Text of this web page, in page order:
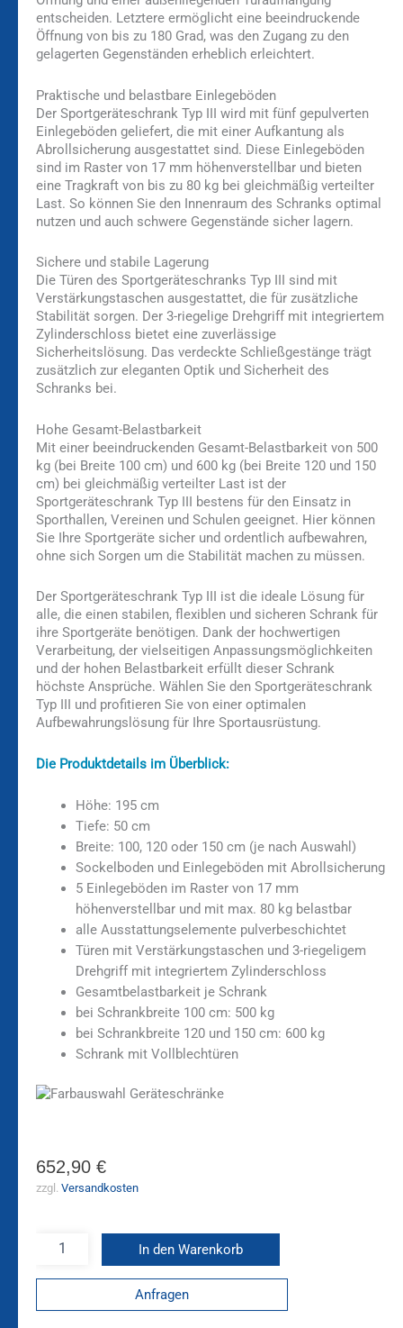
entscheiden. Letztere ermöglicht eine beeindruckende
Öffnung von bis zu 180 Grad, was den Zugang zu den
gelagerten Gegenständen erheblich erleichtert.
Praktische und belastbare Einlegeböden
Der Sportgeräteschrank Typ III wird mit fünf gepulverten
Einlegeböden geliefert, die mit einer Aufkantung als
Abrollsicherung ausgestattet sind. Diese Einlegeböden
sind im Raster von 17 mm höhenverstellbar und bieten
eine Tragkraft von bis zu 80 kg bei gleichmäßig verteilter
Last. So können Sie den Innenraum des Schranks optimal
nutzen und auch schwere Gegenstände sicher lagern.
Sichere und stabile Lagerung
Die Türen des Sportgeräteschranks Typ III sind mit
Verstärkungstaschen ausgestattet, die für zusätzliche
Stabilität sorgen. Der 3-riegelige Drehgriff mit integriertem
Zylinderschloss bietet eine zuverlässige
Sicherheitslösung. Das verdeckte Schließgestänge trägt
zusätzlich zur eleganten Optik und Sicherheit des
Schranks bei.
Hohe Gesamt-Belastbarkeit
Mit einer beeindruckenden Gesamt-Belastbarkeit von 500
kg (bei Breite 100 cm) und 600 kg (bei Breite 120 und 150
cm) bei gleichmäßig verteilter Last ist der
Sportgeräteschrank Typ III bestens für den Einsatz in
Sporthallen, Vereinen und Schulen geeignet. Hier können
Sie Ihre Sportgeräte sicher und ordentlich aufbewahren,
ohne sich Sorgen um die Stabilität machen zu müssen.
Der Sportgeräteschrank Typ III ist die ideale Lösung für
alle, die einen stabilen, flexiblen und sicheren Schrank für
ihre Sportgeräte benötigen. Dank der hochwertigen
Verarbeitung, der vielseitigen Anpassungsmöglichkeiten
und der hohen Belastbarkeit erfüllt dieser Schrank
höchste Ansprüche. Wählen Sie den Sportgeräteschrank
Typ III und profitieren Sie von einer optimalen
Aufbewahrungslösung für Ihre Sportausrüstung.
Die Produktdetails im Überblick:
Höhe: 195 cm
Tiefe: 50 cm
Breite: 100, 120 oder 150 cm (je nach Auswahl)
Sockelboden und Einlegeböden mit Abrollsicherung
5 Einlegeböden im Raster von 17 mm
höhenverstellbar und mit max. 80 kg belastbar
alle Ausstattungselemente pulverbeschichtet
Türen mit Verstärkungstaschen und 3-riegeligem
Drehgriff mit integriertem Zylinderschloss
Gesamtbelastbarkeit je Schrank
bei Schrankbreite 100 cm: 500 kg
bei Schrankbreite 120 und 150 cm: 600 kg
Schrank mit Vollblechtüren
652,90 €
zzgl. Versandkosten
In den Warenkorb
Anfragen